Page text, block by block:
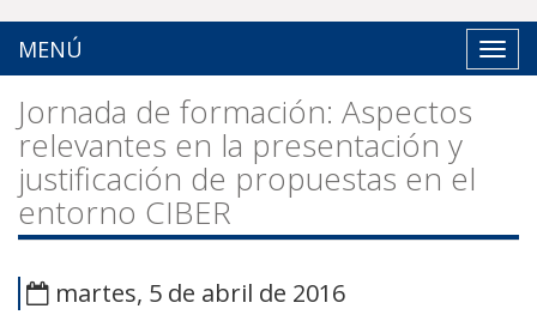
MENÚ
Jornada de formación: Aspectos
relevantes en la presentación y
justificación de propuestas en el
entorno CIBER
martes, 5 de abril de 2016